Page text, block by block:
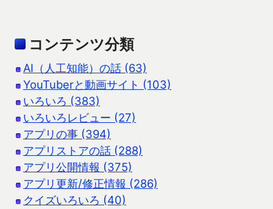
コンテンツ分類
AI（人工知能）の話 (63)
YouTuberと動画サイト (103)
いろいろ (383)
いろいろレビュー (27)
アプリの事 (394)
アプリストアの話 (288)
アプリ公開情報 (375)
アプリ更新/修正情報 (286)
クイズいろいろ (40)